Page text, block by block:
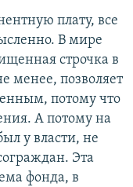
плату, все
В мире
строчка в
менее, позволяет
потому что
А потому на
у власти, не
Эта
фонда, в